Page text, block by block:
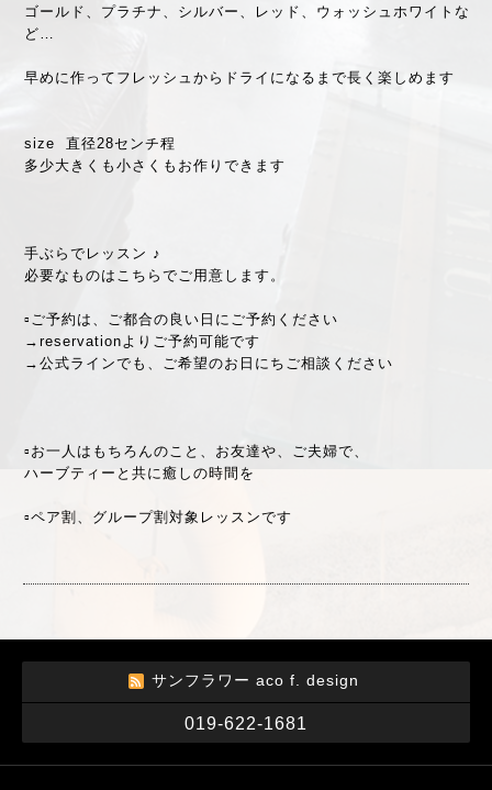
ゴールド、プラチナ、シルバー、レッド、ウォッシュホワイトな
ど…
早めに作ってフレッシュからドライになるまで長く楽しめます
size 直径28センチ程
多少大きくも小さくもお作りできます
手ぶらでレッスン ♪
必要なものはこちらでご用意します。
▫︎ご予約は、ご都合の良い日にご予約ください
→ reservationよりご予約可能です
→ 公式ラインでも、ご希望のお日にちご相談ください
▫︎お一人はもちろんのこと、お友達や、ご夫婦で、
ハーブティーと共に癒しの時間を
▫︎ペア割、グループ割対象レッスンです
サンフラワー aco f. design
019-622-1681